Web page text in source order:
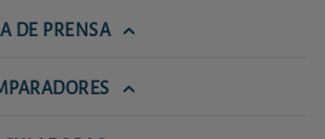
DE PRENSA